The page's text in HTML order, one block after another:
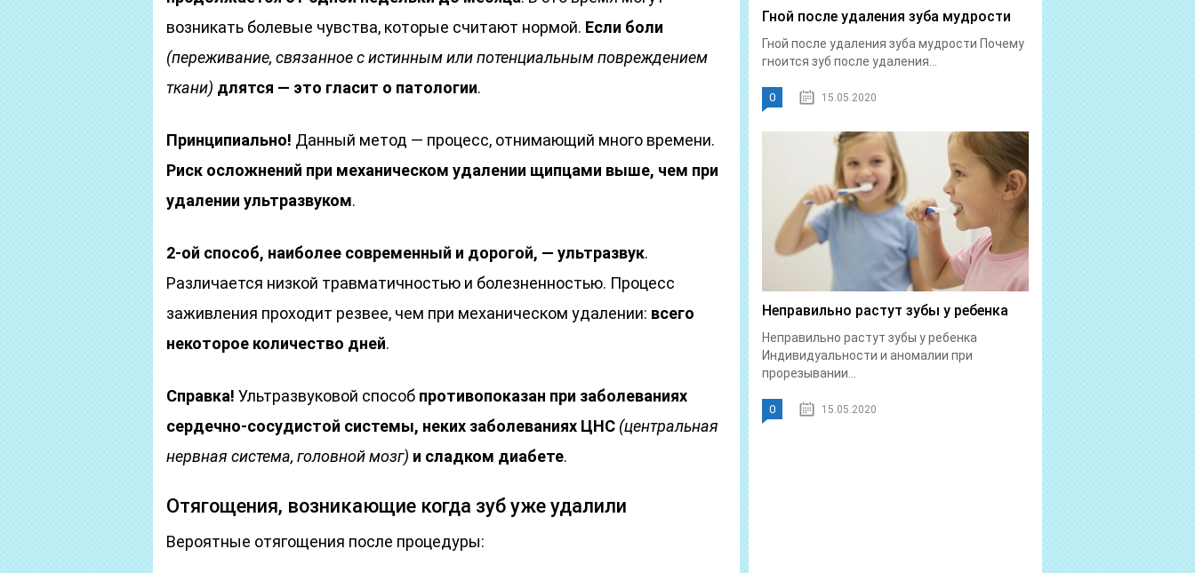
возникать болевые чувства, которые считают нормой. Если боли
(переживание, связанное с истинным или потенциальным повреждением
ткани) длятся — это гласит о патологии.
Принципиально! Данный метод — процесс, отнимающий много времени.
Риск осложнений при механическом удалении щипцами выше, чем при
удалении ультразвуком.
2-ой способ, наиболее современный и дорогой, — ультразвук.
Различается низкой травматичностью и болезненностью. Процесс
заживления проходит резвее, чем при механическом удалении: всего
некоторое количество дней.
Справка! Ультразвуковой способ противопоказан при заболеваниях
сердечно-сосудистой системы, неких заболеваниях ЦНС (центральная
нервная система, головной мозг) и сладком диабете.
Отягощения, возникающие когда зуб уже удалили
Вероятные отягощения после процедуры:
Гной после удаления зуба мудрости
Гной после удаления зуба мудрости Почему
гноится зуб после удаления...
0 15.05.2020
Неправильно растут зубы у ребенка
Неправильно растут зубы у ребенка
Индивидуальности и аномалии при
прорезывании...
0 15.05.2020